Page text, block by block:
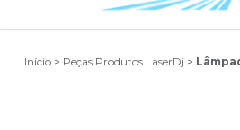
Início > Peças Produtos LaserDj >